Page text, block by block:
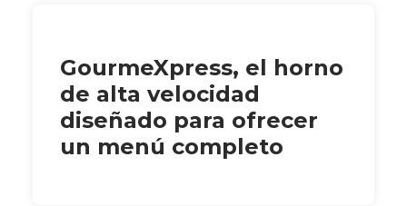
GourmeXpress, el horno
de alta velocidad
diseñado para ofrecer
un menú completo